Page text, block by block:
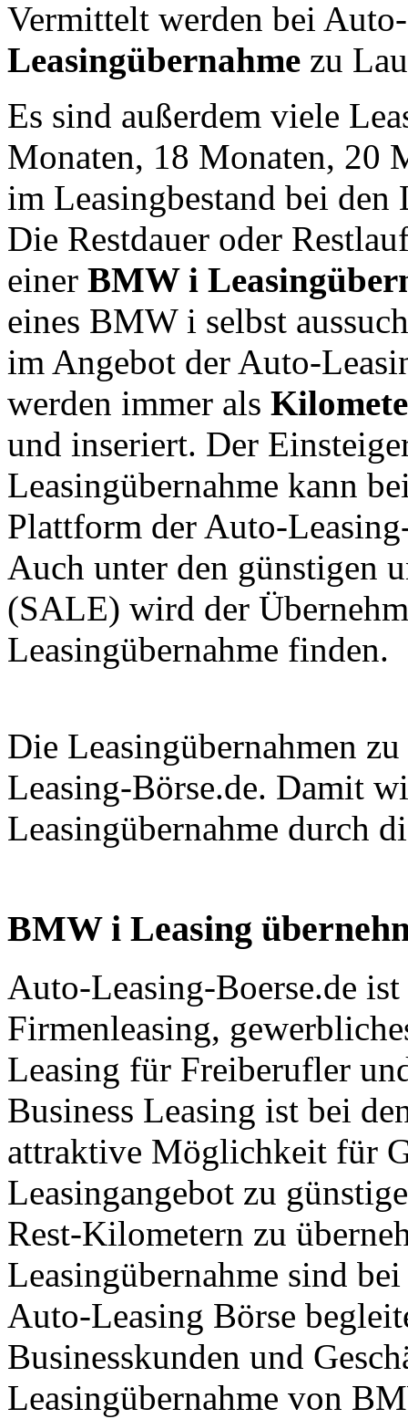
Vermittelt werden bei
Leasingübernahme zu
Es sind außerdem viele
Monaten, 18 Monaten, 20
im Leasingbestand bei
Die Restdauer oder
einer BMW i
eines BMW i selbst
im Angebot der Auto-
werden immer als
und inseriert. Der
Leasingübernahme kann
Plattform der Auto-
Auch unter den günstigen
(SALE) wird der
Leasingübernahme finden.
Die Leasingübernahmen
Leasing-Börse.de. Damit
Leasingübernahme durch
BMW i Leasing
Auto-Leasing-Boerse.de
Firmenleasing,
Leasing für Freiberufler
Business Leasing ist bei
attraktive Möglichkeit für
Leasingangebot zu
Rest-Kilometern zu
Leasingübernahme sind
Auto-Leasing Börse
Businesskunden und
Leasingübernahme von